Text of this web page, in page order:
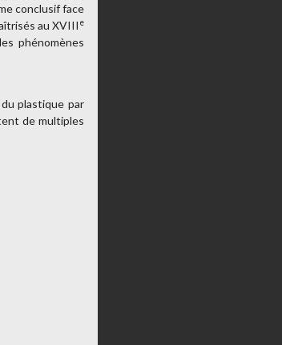
conclusif face
au XVIII e
phénomènes
plastique par
de multiples